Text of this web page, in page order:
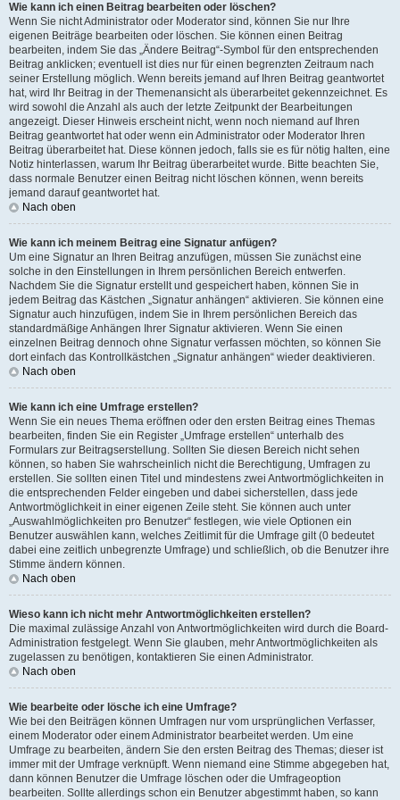
Wie kann ich einen Beitrag bearbeiten oder löschen?
Wenn Sie nicht Administrator oder Moderator sind, können Sie nur Ihre
eigenen Beiträge bearbeiten oder löschen. Sie können einen Beitrag
bearbeiten, indem Sie das „Ändere Beitrag“-Symbol für den entsprechenden
Beitrag anklicken; eventuell ist dies nur für einen begrenzten Zeitraum nach
seiner Erstellung möglich. Wenn bereits jemand auf Ihren Beitrag geantwortet
hat, wird Ihr Beitrag in der Themenansicht als überarbeitet gekennzeichnet. Es
wird sowohl die Anzahl als auch der letzte Zeitpunkt der Bearbeitungen
angezeigt. Dieser Hinweis erscheint nicht, wenn noch niemand auf Ihren
Beitrag geantwortet hat oder wenn ein Administrator oder Moderator Ihren
Beitrag überarbeitet hat. Diese können jedoch, falls sie es für nötig halten, eine
Notiz hinterlassen, warum Ihr Beitrag überarbeitet wurde. Bitte beachten Sie,
dass normale Benutzer einen Beitrag nicht löschen können, wenn bereits
jemand darauf geantwortet hat.
Nach oben
Wie kann ich meinem Beitrag eine Signatur anfügen?
Um eine Signatur an Ihren Beitrag anzufügen, müssen Sie zunächst eine
solche in den Einstellungen in Ihrem persönlichen Bereich entwerfen.
Nachdem Sie die Signatur erstellt und gespeichert haben, können Sie in
jedem Beitrag das Kästchen „Signatur anhängen“ aktivieren. Sie können eine
Signatur auch hinzufügen, indem Sie in Ihrem persönlichen Bereich das
standardmäßige Anhängen Ihrer Signatur aktivieren. Wenn Sie einen
einzelnen Beitrag dennoch ohne Signatur verfassen möchten, so können Sie
dort einfach das Kontrollkästchen „Signatur anhängen“ wieder deaktivieren.
Nach oben
Wie kann ich eine Umfrage erstellen?
Wenn Sie ein neues Thema eröffnen oder den ersten Beitrag eines Themas
bearbeiten, finden Sie ein Register „Umfrage erstellen“ unterhalb des
Formulars zur Beitragserstellung. Sollten Sie diesen Bereich nicht sehen
können, so haben Sie wahrscheinlich nicht die Berechtigung, Umfragen zu
erstellen. Sie sollten einen Titel und mindestens zwei Antwortmöglichkeiten in
die entsprechenden Felder eingeben und dabei sicherstellen, dass jede
Antwortmöglichkeit in einer eigenen Zeile steht. Sie können auch unter
„Auswahlmöglichkeiten pro Benutzer“ festlegen, wie viele Optionen ein
Benutzer auswählen kann, welches Zeitlimit für die Umfrage gilt (0 bedeutet
dabei eine zeitlich unbegrenzte Umfrage) und schließlich, ob die Benutzer ihre
Stimme ändern können.
Nach oben
Wieso kann ich nicht mehr Antwortmöglichkeiten erstellen?
Die maximal zulässige Anzahl von Antwortmöglichkeiten wird durch die Board-
Administration festgelegt. Wenn Sie glauben, mehr Antwortmöglichkeiten als
zugelassen zu benötigen, kontaktieren Sie einen Administrator.
Nach oben
Wie bearbeite oder lösche ich eine Umfrage?
Wie bei den Beiträgen können Umfragen nur vom ursprünglichen Verfasser,
einem Moderator oder einem Administrator bearbeitet werden. Um eine
Umfrage zu bearbeiten, ändern Sie den ersten Beitrag des Themas; dieser ist
immer mit der Umfrage verknüpft. Wenn niemand eine Stimme abgegeben hat,
dann können Benutzer die Umfrage löschen oder die Umfrageoption
bearbeiten. Sollte allerdings schon ein Benutzer abgestimmt haben, so kann